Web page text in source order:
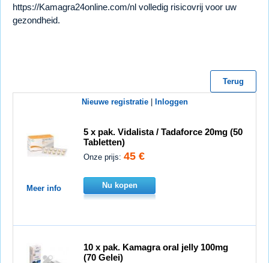
https://Kamagra24online.com/nl volledig risicovrij voor uw
gezondheid.
Terug
Nieuwe registratie| Inloggen
5 x pak. Vidalista / Tadaforce 20mg (50
Tabletten)
Onze prijs: 45 €
Meer info Nu kopen
10 x pak. Kamagra oral jelly 100mg
(70 Gelei)